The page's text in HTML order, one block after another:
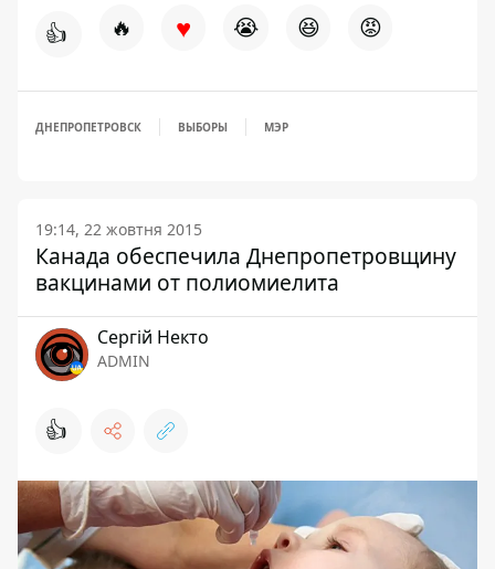
👍 🔥 ♥ 😭 😆 😡
ДНЕПРОПЕТРОВСК ВЫБОРЫ МЭР
19:14, 22 жовтня 2015
Канада обеспечила Днепропетровщину
вакцинами от полиомиелита
Сергій Некто
ADMIN
👍